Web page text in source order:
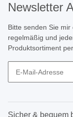
Newsletter
Bitte senden Sie
regelmäßig und
Produktsortiment
Sicher & bequem